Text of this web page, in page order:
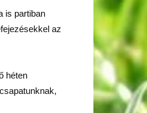
is partiban
az
héten